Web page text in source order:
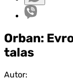
Orban:
talas
Autor: